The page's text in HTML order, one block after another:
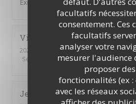
facultatifs
consentement. Ces
facultatifs
analyser votre
mesurer l'audience
proposer des
fonctionnalités (ex :
avec les réseaux
Excellent repas
Vincent
2025-12-23
- 19:45 - Couverts 4
Service
Ambiance: 5/5 Cuisine: 5
Jennifer D